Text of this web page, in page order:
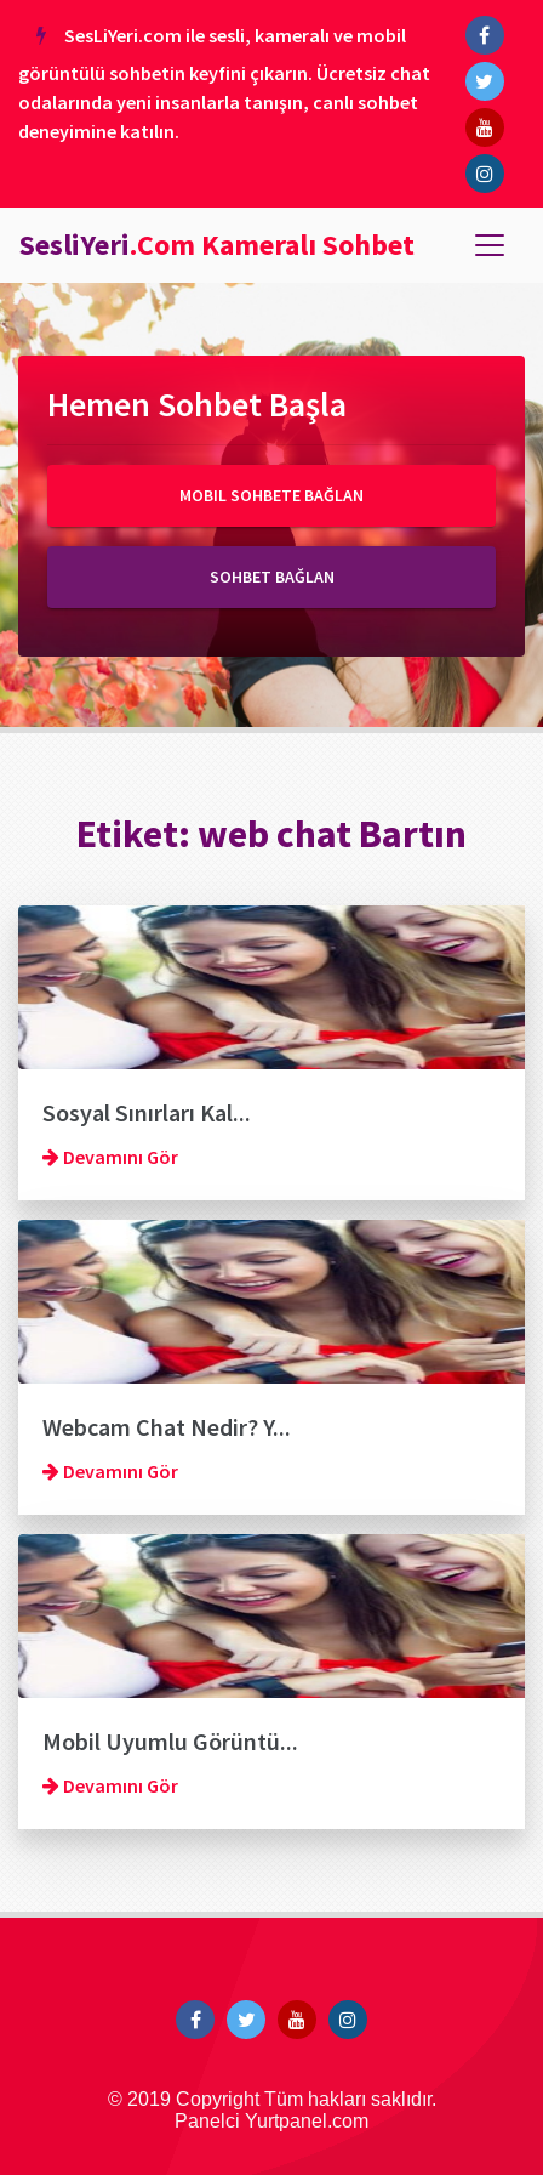
SesLiYeri.com ile sesli, kameralı ve mobil
görüntülü sohbetin keyfini çıkarın. Ücretsiz chat
odalarında yeni insanlarla tanışın, canlı sohbet
deneyimine katılın.
SesliYeri.Com Kameralı Sohbet
Hemen Sohbet Başla
MOBIL SOHBETE BAĞLAN
SOHBET BAĞLAN
Etiket: web chat Bartın
Sosyal Sınırları Kal...
Devamını Gör
Webcam Chat Nedir? Y...
Devamını Gör
Mobil Uyumlu Görüntü...
Devamını Gör
© 2019 Copyright Tüm hakları saklıdır.
Panelci Yurtpanel.com